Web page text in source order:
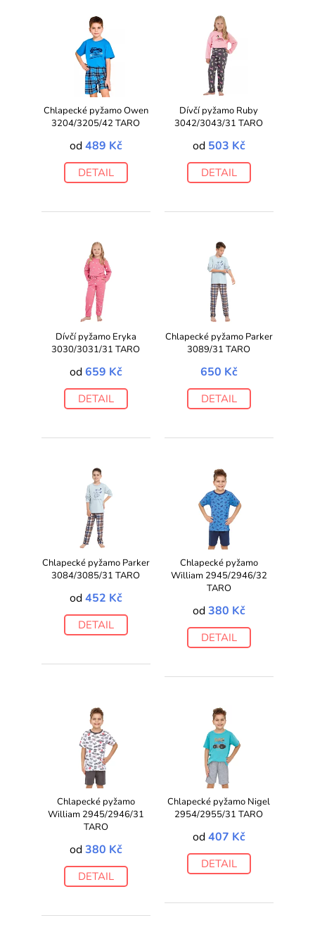
Chlapecké pyžamo Owen
3204/3205/42 TARO
od489 Kč
DETAIL
Dívčí pyžamo Ruby
3042/3043/31 TARO
od 503 Kč
DETAIL
Dívčí pyžamo Eryka
3030/3031/31 TARO
od659 Kč
DETAIL
Chlapecké pyžamo Parker
3089/31 TARO
650 Kč
DETAIL
Chlapecké pyžamo Parker
3084/3085/31 TARO
od452 Kč
DETAIL
Chlapecké pyžamo
William 2945/2946/32
TARO
od380 Kč
DETAIL
Chlapecké pyžamo
William 2945/2946/31
TARO
od380 Kč
DETAIL
Chlapecké pyžamo Nigel
2954/2955/31 TARO
od407 Kč
DETAIL